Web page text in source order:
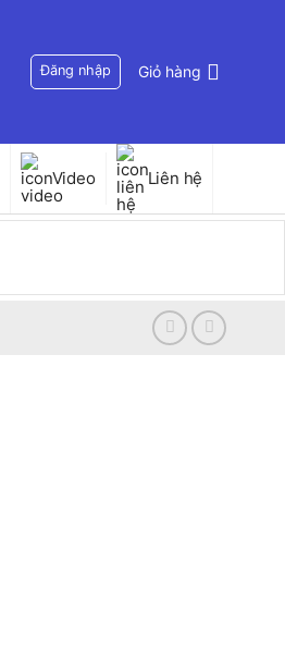
Đăng nhập Giỏ hàng
Video Liên hệ